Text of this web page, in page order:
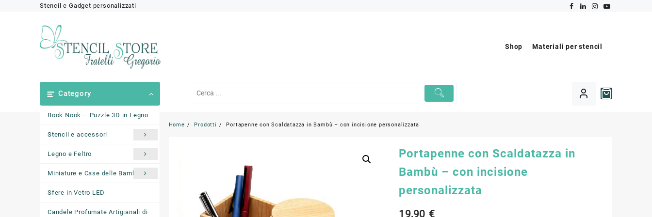
Stencil e Gadget personalizzati
Shop Materiali per stencil
Category
Book Nook – Puzzle 3D in Legno
Stencil e accessori
Legno e Feltro
Miniature e Case delle Bambole
Sfere in Vetro LED
Candele Profumate Artigianali di
Home Prodotti Portapenne con Scaldatazza in Bambù – con incisione personalizzata
Portapenne con Scaldatazza in
Bambù – con incisione
personalizzata
19,90 €